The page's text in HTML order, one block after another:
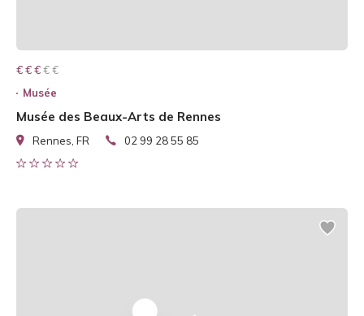
€ € € € €
€ € €
Musée
Musée des Beaux-Arts de Rennes
Rennes, FR 02 99 28 55 85